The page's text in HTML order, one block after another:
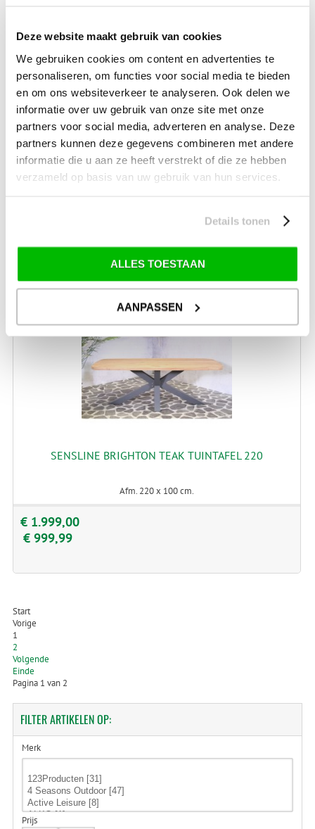
Deze website maakt gebruik van cookies
We gebruiken cookies om content en advertenties te
personaliseren, om functies voor social media te bieden
en om ons websiteverkeer te analyseren. Ook delen we
informatie over uw gebruik van onze site met onze
partners voor social media, adverteren en analyse. Deze
partners kunnen deze gegevens combineren met andere
informatie die u aan ze heeft verstrekt of die ze hebben
verzameld op basis van uw gebruik van hun services.
Details tonen
ALLES TOESTAAN
AANPASSEN
SENSLINE JERSEY TUINTAFEL ROND 140 POLYWOOD
SENSLINE BRIGHTON TEAK TUINTAFEL 220
Afm. 220 x 100 cm.
€ 1.999,00
€ 999,99
Start
Vorige
1
2
Volgende
Einde
Pagina 1 van 2
FILTERARTIKELEN OP:
Merk
Prijs